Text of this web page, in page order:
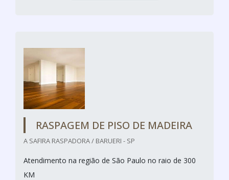
RASPAGEM DE PISO DE MADEIRA
A SAFIRA RASPADORA / BARUERI - SP
Atendimento na região de São Paulo no raio de 300
KM